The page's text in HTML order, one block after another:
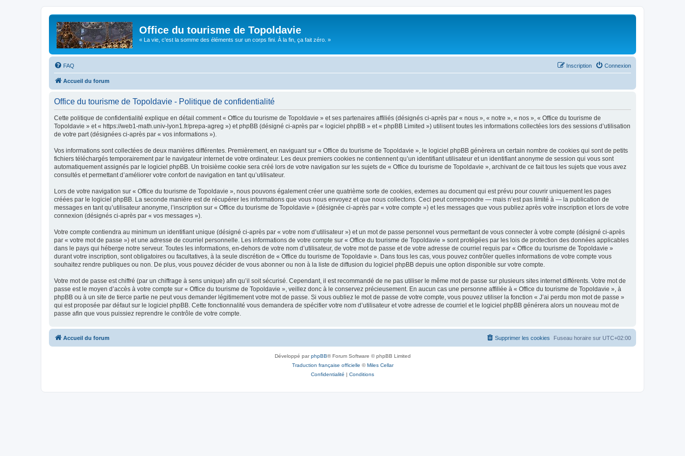
Office du tourisme de Topoldavie
« La vie, c'est la somme des éléments sur un corps fini. À la fin, ça fait zéro. »
FAQ Connexion
Inscription
Accueil du forum
Office du tourisme de Topoldavie - Politique de confidentialité
Cette politique de confidentialité explique en détail comment « Office du tourisme de Topoldavie » et ses partenaires affiliés (désignés ci-après par « nous », « notre », « nos », « Office du tourisme de
Topoldavie » et « https://web1-math.univ-lyon1.fr/prepa-agreg ») et phpBB (désigné ci-après par « logiciel phpBB » et « phpBB Limited ») utilisent toutes les informations collectées lors des sessions d’utilisation
de votre part (désignées ci-après par « vos informations »).
Vos informations sont collectées de deux manières différentes. Premièrement, en naviguant sur « Office du tourisme de Topoldavie », le logiciel phpBB génèrera un certain nombre de cookies qui sont de petits
fichiers téléchargés temporairement par le navigateur internet de votre ordinateur. Les deux premiers cookies ne contiennent qu’un identifiant utilisateur et un identifiant anonyme de session qui vous sont
automatiquement assignés par le logiciel phpBB. Un troisième cookie sera créé lors de votre navigation sur les sujets de « Office du tourisme de Topoldavie », archivant de ce fait tous les sujets que vous avez
consultés et permettant d’améliorer votre confort de navigation en tant qu’utilisateur.
Lors de votre navigation sur « Office du tourisme de Topoldavie », nous pouvons également créer une quatrième sorte de cookies, externes au document qui est prévu pour couvrir uniquement les pages
créées par le logiciel phpBB. La seconde manière est de récupérer les informations que vous nous envoyez et que nous collectons. Ceci peut correspondre — mais n’est pas limité à — la publication de
messages en tant qu’utilisateur anonyme, l’inscription sur « Office du tourisme de Topoldavie » (désignée ci-après par « votre compte ») et les messages que vous publiez après votre inscription et lors de votre
connexion (désignés ci-après par « vos messages »).
Votre compte contiendra au minimum un identifiant unique (désigné ci-après par « votre nom d’utilisateur ») et un mot de passe personnel vous permettant de vous connecter à votre compte (désigné ci-après
par « votre mot de passe ») et une adresse de courriel personnelle. Les informations de votre compte sur « Office du tourisme de Topoldavie » sont protégées par les lois de protection des données applicables
dans le pays qui héberge notre serveur. Toutes les informations, en-dehors de votre nom d’utilisateur, de votre mot de passe et de votre adresse de courriel requis par « Office du tourisme de Topoldavie »
durant votre inscription, sont obligatoires ou facultatives, à la seule discrétion de « Office du tourisme de Topoldavie ». Dans tous les cas, vous pouvez contrôler quelles informations de votre compte vous
souhaitez rendre publiques ou non. De plus, vous pouvez décider de vous abonner ou non à la liste de diffusion du logiciel phpBB depuis une option disponible sur votre compte.
Votre mot de passe est chiffré (par un chiffrage à sens unique) afin qu’il soit sécurisé. Cependant, il est recommandé de ne pas utiliser le même mot de passe sur plusieurs sites internet différents. Votre mot de
passe est le moyen d’accès à votre compte sur « Office du tourisme de Topoldavie », veillez donc à le conservez précieusement. En aucun cas une personne affiliée à « Office du tourisme de Topoldavie », à
phpBB ou à un site de tierce partie ne peut vous demander légitimement votre mot de passe. Si vous oubliez le mot de passe de votre compte, vous pouvez utiliser la fonction « J’ai perdu mon mot de passe »
qui est proposée par défaut sur le logiciel phpBB. Cette fonctionnalité vous demandera de spécifier votre nom d’utilisateur et votre adresse de courriel et le logiciel phpBB générera alors un nouveau mot de
passe afin que vous puissiez reprendre le contrôle de votre compte.
Accueil du forum Fuseau horaire sur UTC+02:00
Supprimer les cookies
Développé parphpBB® Forum Software © phpBB Limited
Traduction française officielle ©Miles Cellar
Confidentialité | Conditions